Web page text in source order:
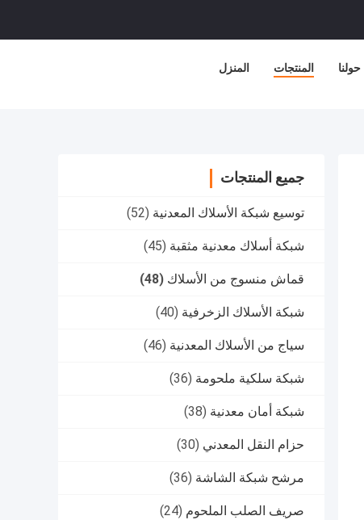
المنزل المنتجات حولنا
جميع المنتجات
توسيع شبكة الأسلاك المعدنية (52)
شبكة أسلاك معدنية مثقبة (45)
قماش منسوج من الأسلاك (48)
شبكة الأسلاك الزخرفية (40)
سياج من الأسلاك المعدنية (46)
شبكة سلكية ملحومة (36)
شبكة أمان معدنية (38)
حزام النقل المعدني (30)
مرشح شبكة الشاشة (36)
صريف الصلب الملحوم (24)